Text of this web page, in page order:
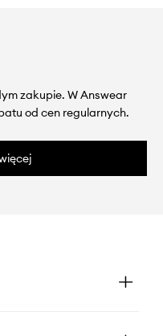
zakupie. W Answear
od cen regularnych.